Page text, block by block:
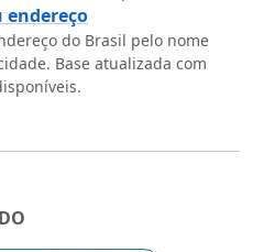
endereço
do Brasil pelo nome
Base atualizada com